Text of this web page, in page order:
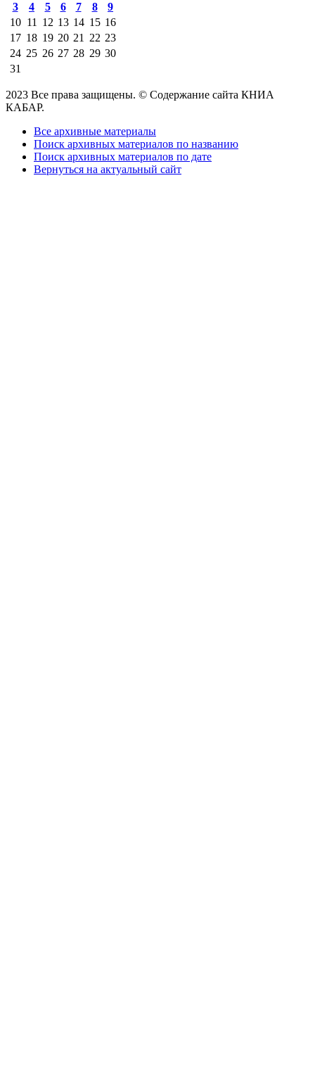
3
4 5 6 7 8
9
10 11 12 13 14 15 16
17 18 19 20 21 22 23
24 25 26 27 28 29 30
31
2023 Все права защищены. © Содержание сайта КНИА
КАБАР.
Все архивные материалы
Поиск архивных материалов по названию
Поиск архивных материалов по дате
Вернуться на актуальный сайт